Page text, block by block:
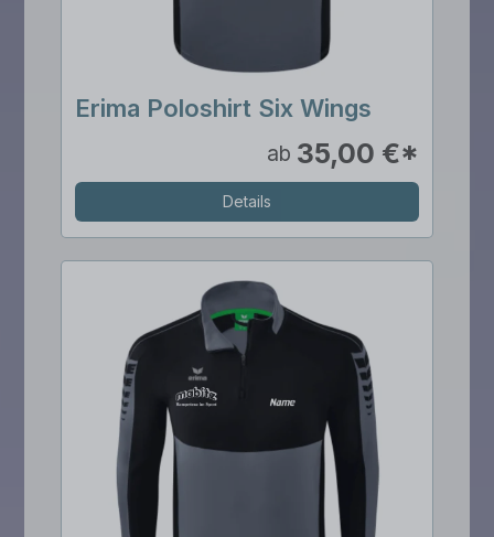
Erima Poloshirt Six Wings
ab 35,00 €*
Details